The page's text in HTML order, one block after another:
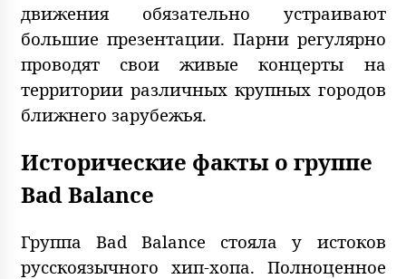
движения обязательно устраивают
большие презентации. Парни регулярно
проводят свои живые концерты на
территории различных крупных городов
ближнего зарубежья.
Исторические факты о группе
Bad Balance
Группа Bad Balance стояла у истоков
русскоязычного хип-хопа. Полноценное